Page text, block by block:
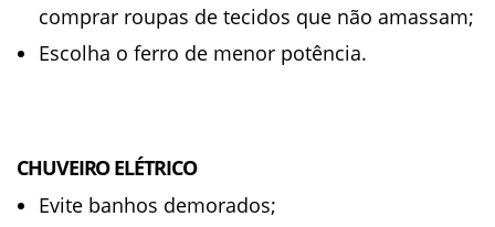
comprar roupas de tecidos que não amassam;
Escolha o ferro de menor potência.
CHUVEIRO ELÉTRICO
Evite banhos demorados;